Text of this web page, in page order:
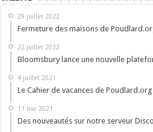
29 juillet 2022
Fermeture des maisons de
22 juillet 2022
Bloomsbury lance une nouvelle
4 juillet 2021
Le Cahier de vacances de Poudlard.org
11 mai 2021
Des nouveautés sur notre serveur